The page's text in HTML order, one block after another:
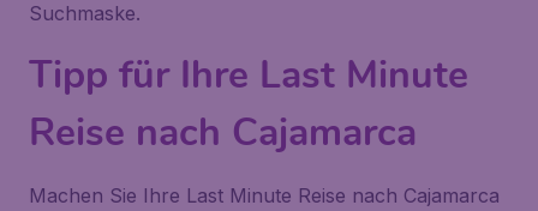
Suchmaske.
Tipp für Ihre Last Minute
Reise nach Cajamarca
Machen Sie Ihre Last Minute Reise nach Cajamarca